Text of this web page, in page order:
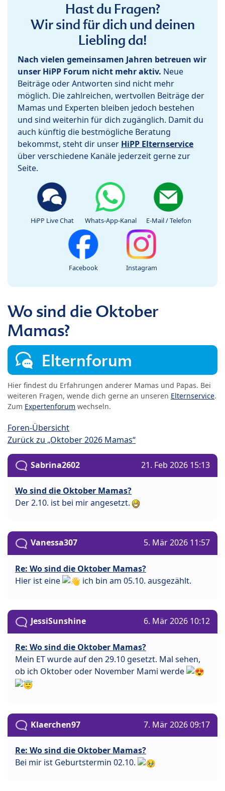
Hast du Fragen?
Wir sind für dich und deinen
Liebling da!
Nach vielen gemeinsamen Jahren betreuen wir
unser HiPP Forum nicht mehr aktiv. Neue
Beiträge oder Antworten sind nicht mehr
möglich. Die zahlreichen, wertvollen Beiträge der
Mamas und Experten bleiben jedoch bestehen
und sind weiterhin für dich zugänglich. Damit du
auch künftig die bestmögliche Beratung
bekommst, steht dir unser HiPP Elternservice
über verschiedene Kanäle jederzeit gerne zur
Seite.
HiPP Live Chat Whats-App-Kanal E-Mail / Telefon
Facebook Instagram
Wo sind die Oktober
Mamas?
Elternforum
Hier findest du Erfahrungen anderer Mamas und Papas. Bei
weiteren Fragen, wende dich gerne an unseren Elternservice.
Zum Expertenforum wechseln.
Foren-Übersicht
Zurück zu „Oktober 2026 Mamas“
Sabrina2602 21. Feb 2026 15:13
Wo sind die Oktober Mamas?
Der 2.10. ist bei mir angesetzt.
Vanessa307 5. Mär 2026 11:57
Re: Wo sind die Oktober Mamas?
Hier ist eine
ich bin am 05.10. ausgezählt.
JessiSunshine 6. Mär 2026 10:12
Re: Wo sind die Oktober Mamas?
Mein ET wurde auf den 29.10 gesetzt. Mal sehen,
ob ich Oktober oder November Mami werde
Klaerchen97 7. Mär 2026 09:17
Re: Wo sind die Oktober Mamas?
Bei mir ist Geburtstermin 02.10.